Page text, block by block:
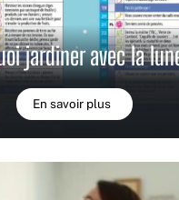
jardiner avec la
En savoir plus